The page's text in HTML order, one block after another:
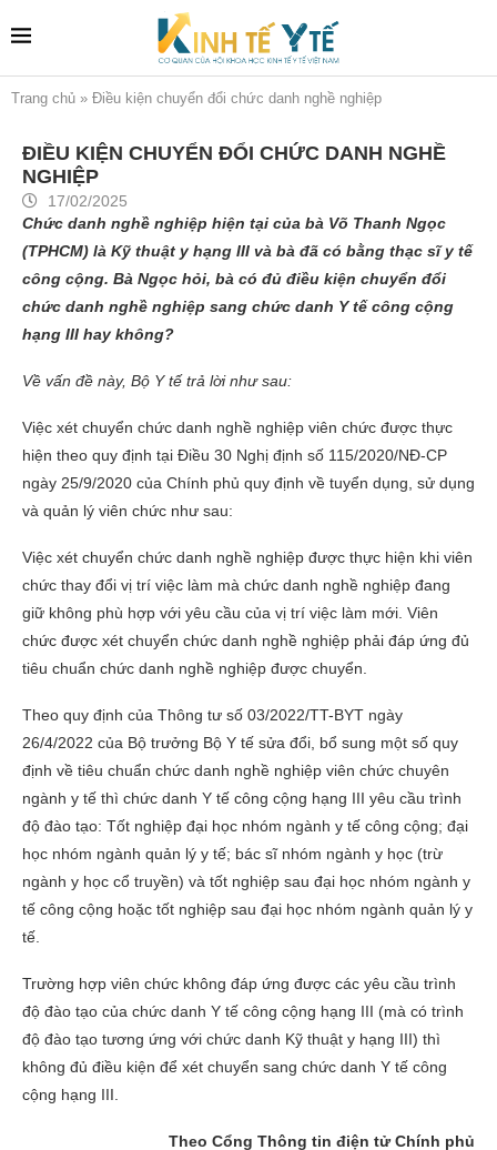
Trang chủ » Điều kiện chuyển đổi chức danh nghề nghiệp
ĐIỀU KIỆN CHUYỂN ĐỔI CHỨC DANH NGHỀ
NGHIỆP
17/02/2025
Chức danh nghề nghiệp hiện tại của bà Võ Thanh Ngọc
(TPHCM) là Kỹ thuật y hạng III và bà đã có bằng thạc sĩ y tế
công cộng. Bà Ngọc hỏi, bà có đủ điều kiện chuyển đổi
chức danh nghề nghiệp sang chức danh Y tế công cộng
hạng III hay không?
Về vấn đề này, Bộ Y tế trả lời như sau:
Việc xét chuyển chức danh nghề nghiệp viên chức được thực
hiện theo quy định tại Điều 30 Nghị định số 115/2020/NĐ-CP
ngày 25/9/2020 của Chính phủ quy định về tuyển dụng, sử dụng
và quản lý viên chức như sau:
Việc xét chuyển chức danh nghề nghiệp được thực hiện khi viên
chức thay đổi vị trí việc làm mà chức danh nghề nghiệp đang
giữ không phù hợp với yêu cầu của vị trí việc làm mới. Viên
chức được xét chuyển chức danh nghề nghiệp phải đáp ứng đủ
tiêu chuẩn chức danh nghề nghiệp được chuyển.
Theo quy định của Thông tư số 03/2022/TT-BYT ngày
26/4/2022 của Bộ trưởng Bộ Y tế sửa đổi, bổ sung một số quy
định về tiêu chuẩn chức danh nghề nghiệp viên chức chuyên
ngành y tế thì chức danh Y tế công cộng hạng III yêu cầu trình
độ đào tạo: Tốt nghiệp đại học nhóm ngành y tế công cộng; đại
học nhóm ngành quản lý y tế; bác sĩ nhóm ngành y học (trừ
ngành y học cổ truyền) và tốt nghiệp sau đại học nhóm ngành y
tế công cộng hoặc tốt nghiệp sau đại học nhóm ngành quản lý y
tế.
Trường hợp viên chức không đáp ứng được các yêu cầu trình
độ đào tạo của chức danh Y tế công cộng hạng III (mà có trình
độ đào tạo tương ứng với chức danh Kỹ thuật y hạng III) thì
không đủ điều kiện để xét chuyển sang chức danh Y tế công
cộng hạng III.
Theo Cổng Thông tin điện tử Chính phủ